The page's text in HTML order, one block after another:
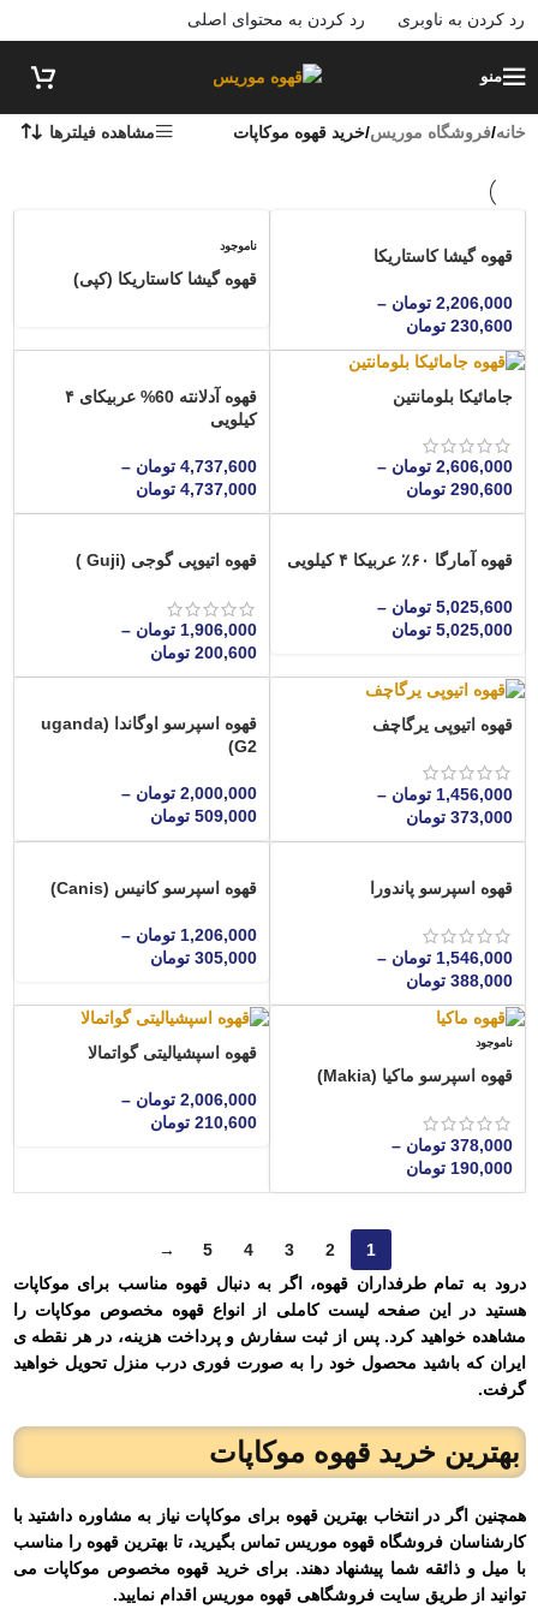
رد کردن به ناوبری رد کردن به محتوای اصلی
منو
خانه/فروشگاه موریس/خرید قهوه موکاپات مشاهده فیلترها
قهوه گیشا کاستاریکا
2,206,000 تومان –
230,600 تومان
ناموجود
قهوه گیشا کاستاریکا (کپی)
جامائیکا بلومانتین
2,606,000 تومان –
290,600 تومان
قهوه آدلانته 60% عربیکای ۴
کیلویی
4,737,600 تومان –
4,737,000 تومان
قهوه آمارگا ۶۰٪ عربیکا ۴ کیلویی
5,025,600 تومان –
5,025,000 تومان
قهوه اتیوپی گوجی (Guji )
1,906,000 تومان –
200,600 تومان
قهوه اتیوپی یرگاچف
1,456,000 تومان –
373,000 تومان
قهوه اسپرسو اوگاندا (uganda
G2)
2,000,000 تومان –
509,000 تومان
قهوه اسپرسو پاندورا
1,546,000 تومان –
388,000 تومان
قهوه اسپرسو کانیس (Canis)
1,206,000 تومان –
305,000 تومان
ناموجود
قهوه اسپرسو ماکیا (Makia)
378,000 تومان –
190,000 تومان
قهوه اسپشیالیتی گواتمالا
2,006,000 تومان –
210,600 تومان
1
2
3
4
5
→
درود به تمام طرفداران قهوه، اگر به دنبال قهوه مناسب برای موکاپات
هستید در این صفحه لیست کاملی از انواع قهوه مخصوص موکاپات را
مشاهده خواهید کرد. پس از ثبت سفارش و پرداخت هزینه، در هر نقطه ی
ایران که باشید محصول خود را به صورت فوری درب منزل تحویل خواهید
گرفت.
بهترین خرید قهوه موکاپات
همچنین اگر در انتخاب بهترین قهوه برای موکاپات نیاز به مشاوره داشتید با
کارشناسان فروشگاه قهوه موریس تماس بگیرید، تا بهترین قهوه را مناسب
با میل و ذائقه شما پیشنهاد دهند. برای خرید قهوه مخصوص موکاپات می
توانید از طریق سایت فروشگاهی قهوه موریس اقدام نمایید.